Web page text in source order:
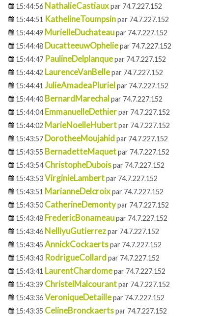
15:44:56 NathalieCastiauxpar 74.7.227.152
15:44:51 KathelineToumpsinpar 74.7.227.152
15:44:49 MurielleDuchateaupar 74.7.227.152
15:44:48 DucatteeuwOpheliepar 74.7.227.152
15:44:47 PaulineDelplanquepar 74.7.227.152
15:44:42 LaurenceVanBellepar 74.7.227.152
15:44:41 JulieAmadeaPluriel par 74.7.227.152
15:44:40 BernardMarechal par 74.7.227.152
15:44:04 EmmanuelleDethierpar 74.7.227.152
15:44:02 MarieNoelleHubertpar 74.7.227.152
15:43:57 DorotheeMoujahid par 74.7.227.152
15:43:55 BernadetteMaquetpar 74.7.227.152
15:43:54 ChristopheDuboispar 74.7.227.152
15:43:53VirginieLambertpar 74.7.227.152
15:43:51 MarianneDelcroixpar 74.7.227.152
15:43:50 CatherineDemontypar 74.7.227.152
15:43:48 FredericBonameaupar 74.7.227.152
15:43:46 NelliyuGutierrezpar 74.7.227.152
15:43:45 AnnickCockaertspar 74.7.227.152
15:43:43 RodrigueCollard par 74.7.227.152
15:43:41 LaurentChardomepar 74.7.227.152
15:43:39 ChristelMalcourantpar 74.7.227.152
15:43:36VeroniqueDetaillepar 74.7.227.152
15:43:35 CelineBronckaertspar 74.7.227.152